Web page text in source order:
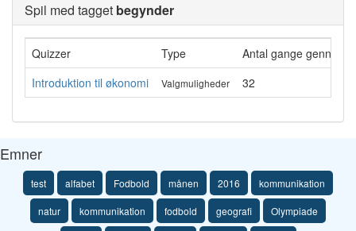
Spil med tagget begynder
Quizzer Type
Antal gange
Introduktion til økonomi
Valgmuligheder 32
Emner
test alfabet Fodbold månen 2016 kommunikation
natur kommunikation fodbold geografi Olympiade